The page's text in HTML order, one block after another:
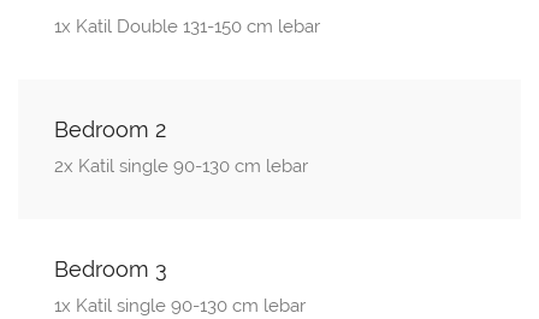
1x Katil Double 131-150 cm lebar
Bedroom 2
2x Katil single 90-130 cm lebar
Bedroom 3
1x Katil single 90-130 cm lebar